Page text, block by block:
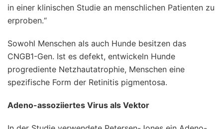
in einer klinischen Studie an menschlichen Patienten zu
erproben.“
Sowohl Menschen als auch Hunde besitzen das
CNGB1-Gen. Ist es defekt, entwickeln Hunde
progrediente Netzhautatrophie, Menschen eine
spezifische Form der Retinitis pigmentosa.
Adeno-assoziiertes Virus als Vektor